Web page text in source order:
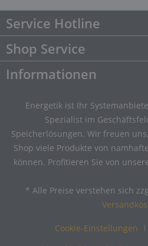
Service Hotline
Shop Service
Informationen
Energetik ist Ihr
Spezialist im
Speicherlösungen. Wir freuen
Shop viele Produkte von
können. Profitieren Sie von
* Alle Preise verstehen sich
Cookie-Einstellungen